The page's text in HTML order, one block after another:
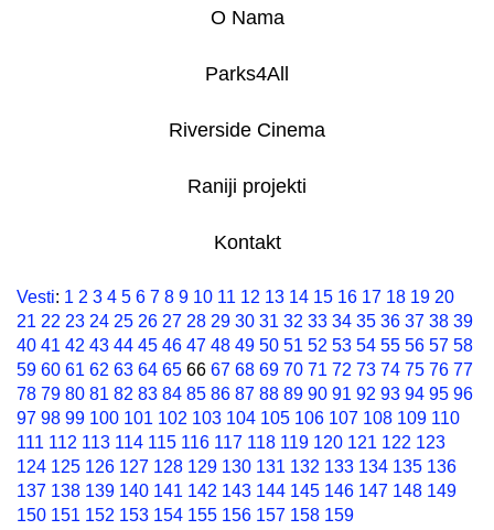
O Nama
Parks4All
Riverside Cinema
Raniji projekti
Kontakt
Vesti: 1 2 3 4 5 6 7 8 9 10 11 12 13 14 15 16 17 18 19 20
21 22 23 24 25 26 27 28 29 30 31 32 33 34 35 36 37 38 39
40 41 42 43 44 45 46 47 48 49 50 51 52 53 54 55 56 57 58
59 60 61 62 63 64 65 66 67 68 69 70 71 72 73 74 75 76 77
78 79 80 81 82 83 84 85 86 87 88 89 90 91 92 93 94 95 96
97 98 99 100 101 102 103 104 105 106 107 108 109 110
111 112 113 114 115 116 117 118 119 120 121 122 123
124 125 126 127 128 129 130 131 132 133 134 135 136
137 138 139 140 141 142 143 144 145 146 147 148 149
150 151 152 153 154 155 156 157 158 159